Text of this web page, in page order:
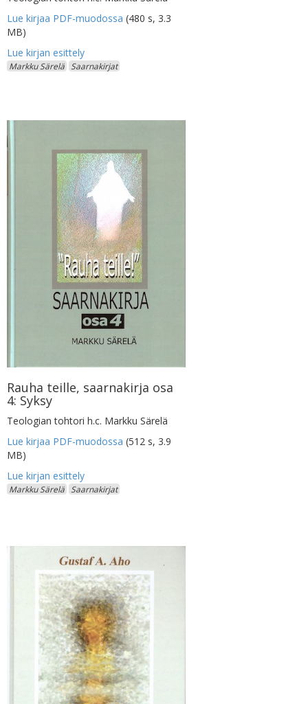
Lue kirjaa PDF-muodossa (480 s, 3.3
MB)
Markku Särelä Saarnakirjat
Rauha teille, saarnakirja osa
4: Syksy
Teologian tohtori h.c. Markku Särelä
Lue kirjaa PDF-muodossa (512 s, 3.9
MB)
Markku Särelä Saarnakirjat